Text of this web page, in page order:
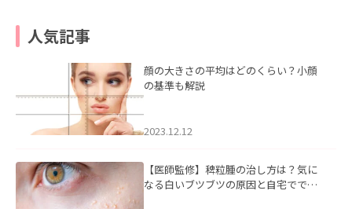
人気記事
顔の大きさの平均はどのくらい？小顔
の基準も解説
2023.12.12
【医師監修】稗粒腫の治し方は？気に
なる白いブツブツの原因と自宅ででき